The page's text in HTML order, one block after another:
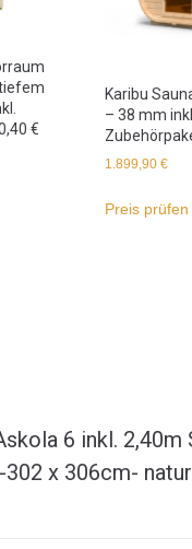
€
Karibu
– 38 mm
1.899,90€
Preis prüfen
6 inkl. 2,40m
x 306cm-